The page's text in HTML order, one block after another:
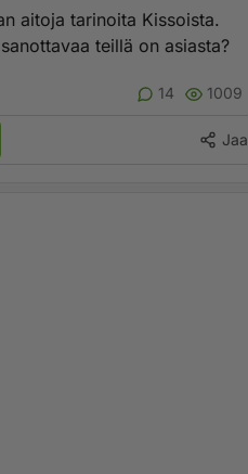
aitoja tarinoita Kissoista.
teillä on asiasta?
14 1009
Jaa